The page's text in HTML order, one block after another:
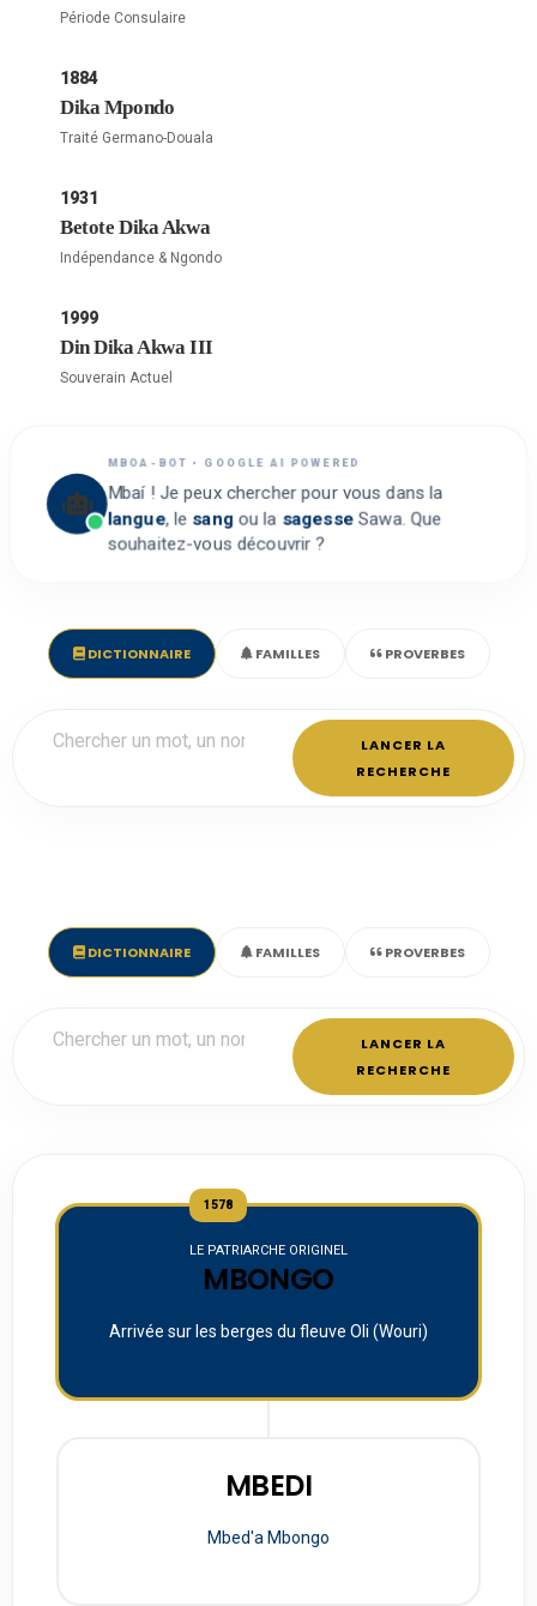
Période Consulaire
1884
Dika Mpondo
Traité Germano-Douala
1931
Betote Dika Akwa
Indépendance & Ngondo
1999
Din Dika Akwa III
Souverain Actuel
MBOA-BOT • GOOGLE AI POWERED
Mbaí ! Je peux chercher pour vous dans la
langue, le sangou la sagesseSawa. Que
souhaitez-vous découvrir ?
DICTIONNAIRE FAMILLES PROVERBES
LANCER LA
RECHERCHE
DICTIONNAIRE FAMILLES PROVERBES
LANCER LA
RECHERCHE
1578
LE PATRIARCHE ORIGINEL
MBONGO
Arrivée sur les berges du fleuve Oli (Wouri)
MBEDI
Mbed'a Mbongo